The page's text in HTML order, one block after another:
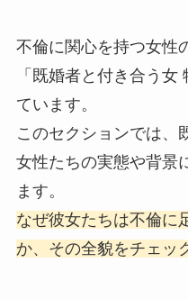
不倫に関心を持つ女性
「既婚者と付き合う女
ています。
このセクションでは、
女性たちの実態や背景
ます。
なぜ彼女たちは不倫に
か、その全貌をチェッ